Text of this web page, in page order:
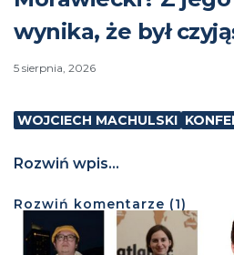
wynika, że był
5 sierpnia, 2026
WOJCIECH MACHULSKI
Rozwiń wpis...
Rozwiń komentarze (1)